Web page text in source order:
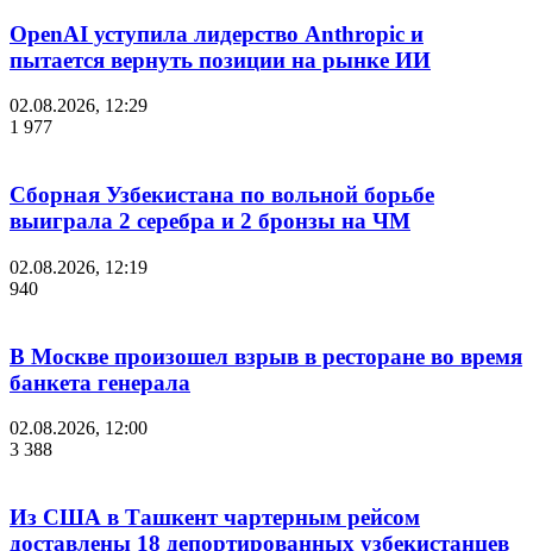
OpenAI уступила лидерство Anthropic и
пытается вернуть позиции на рынке ИИ
02.08.2026, 12:29
1 977
Сборная Узбекистана по вольной борьбе
выиграла 2 серебра и 2 бронзы на ЧМ
02.08.2026, 12:19
940
В Москве произошел взрыв в ресторане во время
банкета генерала
02.08.2026, 12:00
3 388
Из США в Ташкент чартерным рейсом
доставлены 18 депортированных узбекистанцев